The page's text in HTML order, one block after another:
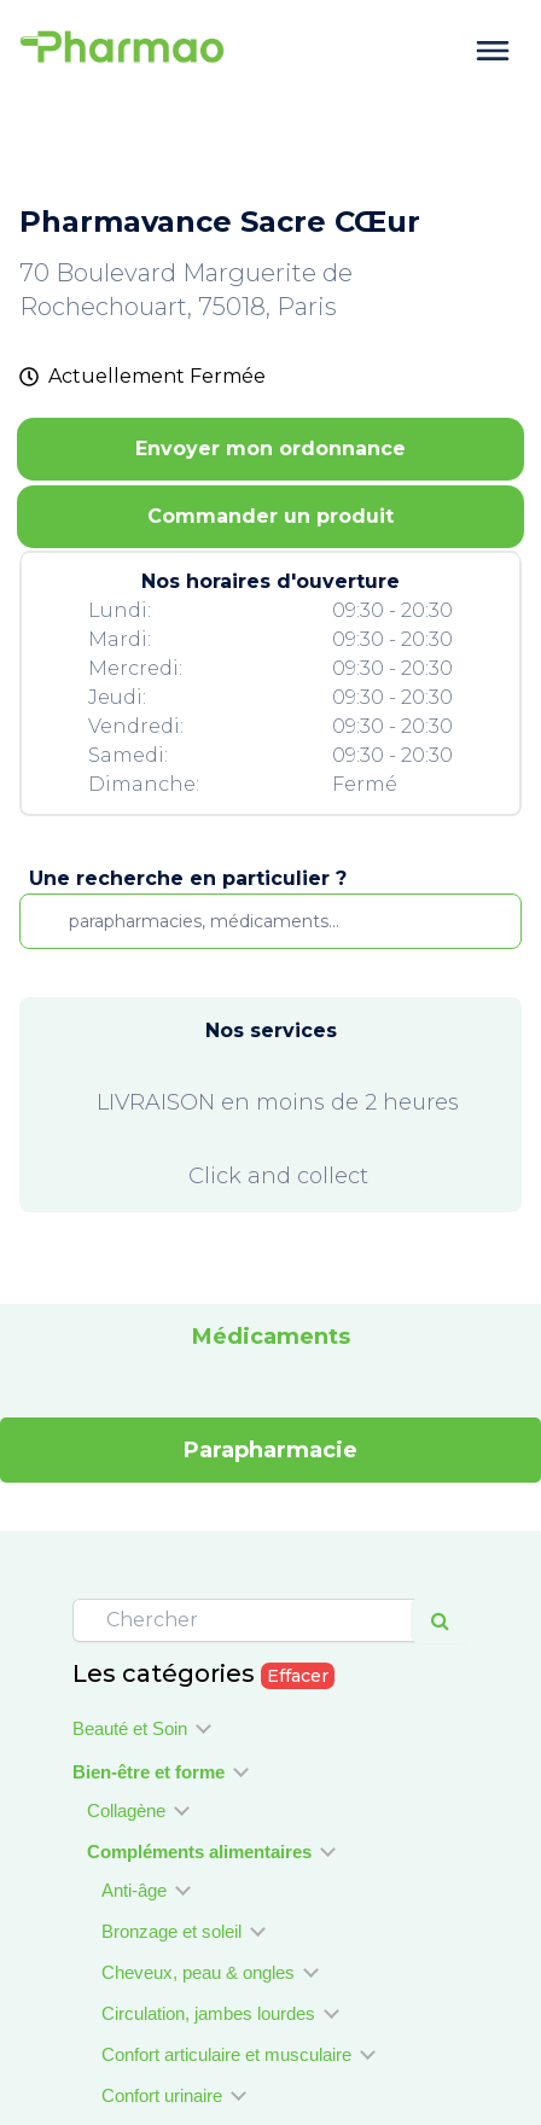
Pharmavance Sacre CŒur
70 Boulevard Marguerite de
Rochechouart, 75018, Paris
Actuellement Fermée
Envoyer mon ordonnance
Commander un produit
Nos horaires d'ouverture
Lundi:
Mardi:
Mercredi:
Jeudi:
Vendredi:
Samedi:
Dimanche:
09:30 - 20:30
09:30 - 20:30
09:30 - 20:30
09:30 - 20:30
09:30 - 20:30
09:30 - 20:30
Fermé
Une recherche en particulier ?
Nos services
LIVRAISON en moins de 2 heures
Click and collect
Médicaments
Parapharmacie
Les catégories Effacer
Beauté et Soin
Bien-être et forme
Collagène
Compléments alimentaires
Anti-âge
Bronzage et soleil
Cheveux, peau & ongles
Circulation, jambes lourdes
Confort articulaire et musculaire
Confort urinaire